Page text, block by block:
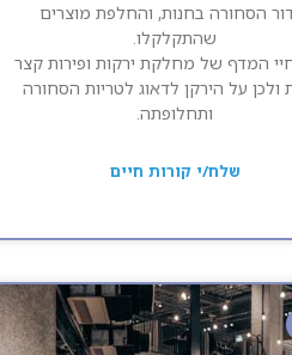
הסחורה בחנות, והחלפת מוצרים
שהתקלקלו.
המדף של מחלקת ירקות ופירות קצר
ולכן על הירקן לדאוג לטריות הסחורה
ותחלופתה.
שלח/י קורות חיים